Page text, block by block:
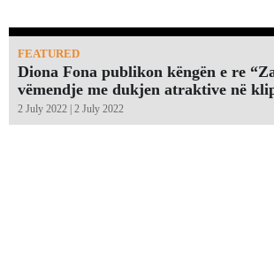
FEATURED
Diona Fona publikon këngën e re
vëmendje me dukjen atraktive në
2 July 2022 | 2 July 2022